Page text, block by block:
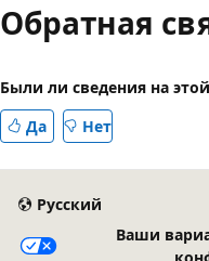
Обратная
Были ли сведения на
Да
Нет
Русский
Ваши